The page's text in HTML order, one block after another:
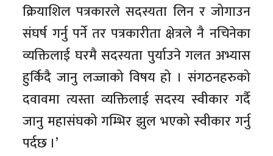
क्रियाशिल पत्रकारले सदस्यता लिन र जोगाउन
संघर्ष गर्नु पर्ने तर पत्रकारीता क्षेत्रले नै नचिनेका
व्यक्तिलाई घरमै सदस्यता पुर्याउने गलत अभ्यास
हुर्किदै जानु लज्जाको विषय हो । संगठनहरुको
दवावमा त्यस्ता व्यक्तिलाई सदस्य स्वीकार गर्दै
जानु महासंघको गम्भिर झुल भएको स्वीकार गर्नु
पर्दछ ।’